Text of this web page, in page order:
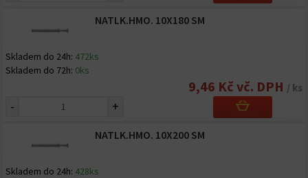
NATLK.HMO. 10X180 SM
Skladem do 24h: 472ks
Skladem do 72h: 0ks
9,46 Kč vč. DPH / ks
- +
NATLK.HMO. 10X200 SM
Skladem do 24h: 428ks